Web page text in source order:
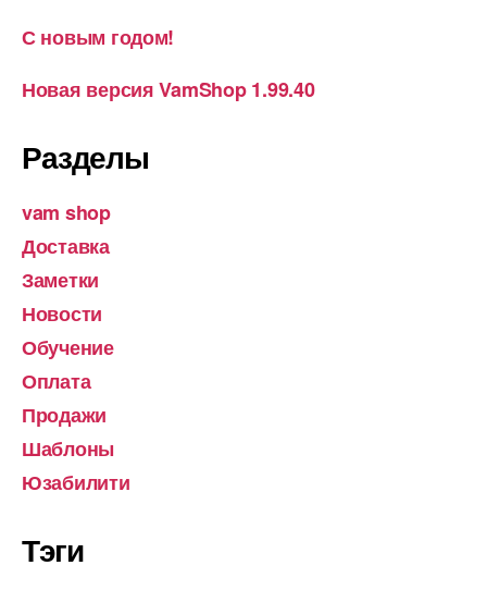
С новым годом!
Новая версия VamShop 1.99.40
Разделы
vam shop
Доставка
Заметки
Новости
Обучение
Оплата
Продажи
Шаблоны
Юзабилити
Тэги